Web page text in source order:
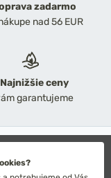
zadarmo
nad 56 EUR
Najnižšie ceny
garantujeme